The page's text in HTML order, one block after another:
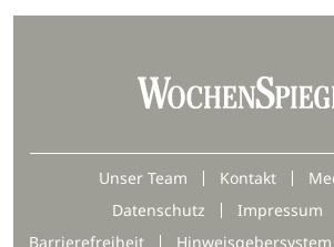
Unser Team Kontakt
Datenschutz
Impressum
Barrierefreiheit
Hinweisgebersystem